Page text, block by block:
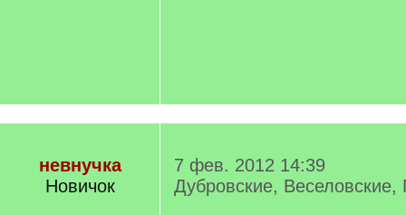
невнучка
Новичок
7 фев. 2012 14:39
Дубровские,